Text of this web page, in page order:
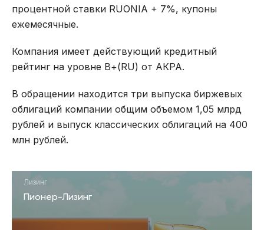
процентной ставки RUONIA + 7%, купоны
ежемесячные.
Компания имеет действующий кредитный
рейтинг на уровне В+(RU) от АКРА.
В обращении находится три выпуска биржевых
облигаций компании общим объемом 1,05 млрд
рублей и выпуск классических облигаций на 400
млн рублей.
Лизинг
Пионер-Лизинг